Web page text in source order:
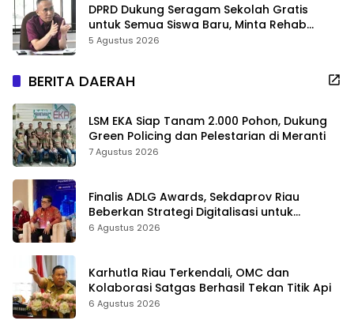
DPRD Dukung Seragam Sekolah Gratis
untuk Semua Siswa Baru, Minta Rehab
Sekolah Jangan Dikurangi
5 Agustus 2026
BERITA DAERAH
LSM EKA Siap Tanam 2.000 Pohon, Dukung
Green Policing dan Pelestarian di Meranti
7 Agustus 2026
Finalis ADLG Awards, Sekdaprov Riau
Beberkan Strategi Digitalisasi untuk
Tingkatkan Layanan Publik
6 Agustus 2026
Karhutla Riau Terkendali, OMC dan
Kolaborasi Satgas Berhasil Tekan Titik Api
6 Agustus 2026